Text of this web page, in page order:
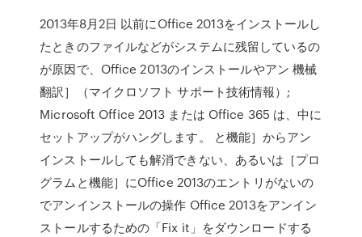
2013年8月2日 以前にOffice 2013をインストールし
たときのファイルなどがシステムに残留しているの
が原因で、Office 2013のインストールやアン 機械
翻訳］（マイクロソフト サポート技術情報）;
Microsoft Office 2013 または Office 365 は、中に
セットアップがハングします。 と機能］からアン
インストールしても解消できない、あるいは［プロ
グラムと機能］にOffice 2013のエントリがないの
でアンインストールの操作 Office 2013をアンイン
ストールするための「Fix it」をダウンロードする